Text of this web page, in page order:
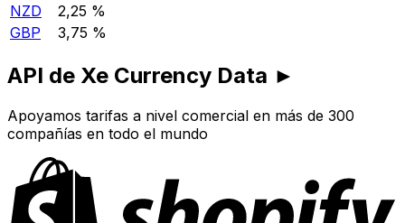
NZD
2,25 %
GBP
3,75 %
API de Xe Currency Data ►
Apoyamos tarifas a nivel comercial en más de 300
compañías en todo el mundo